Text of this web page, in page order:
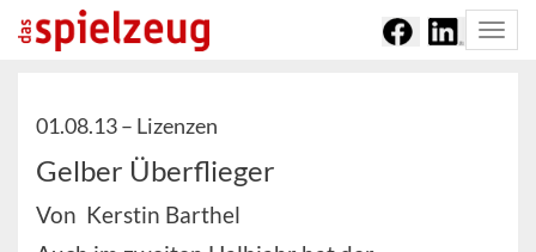
01.08.13 – Lizenzen
Gelber Überflieger
Von Kerstin Barthel